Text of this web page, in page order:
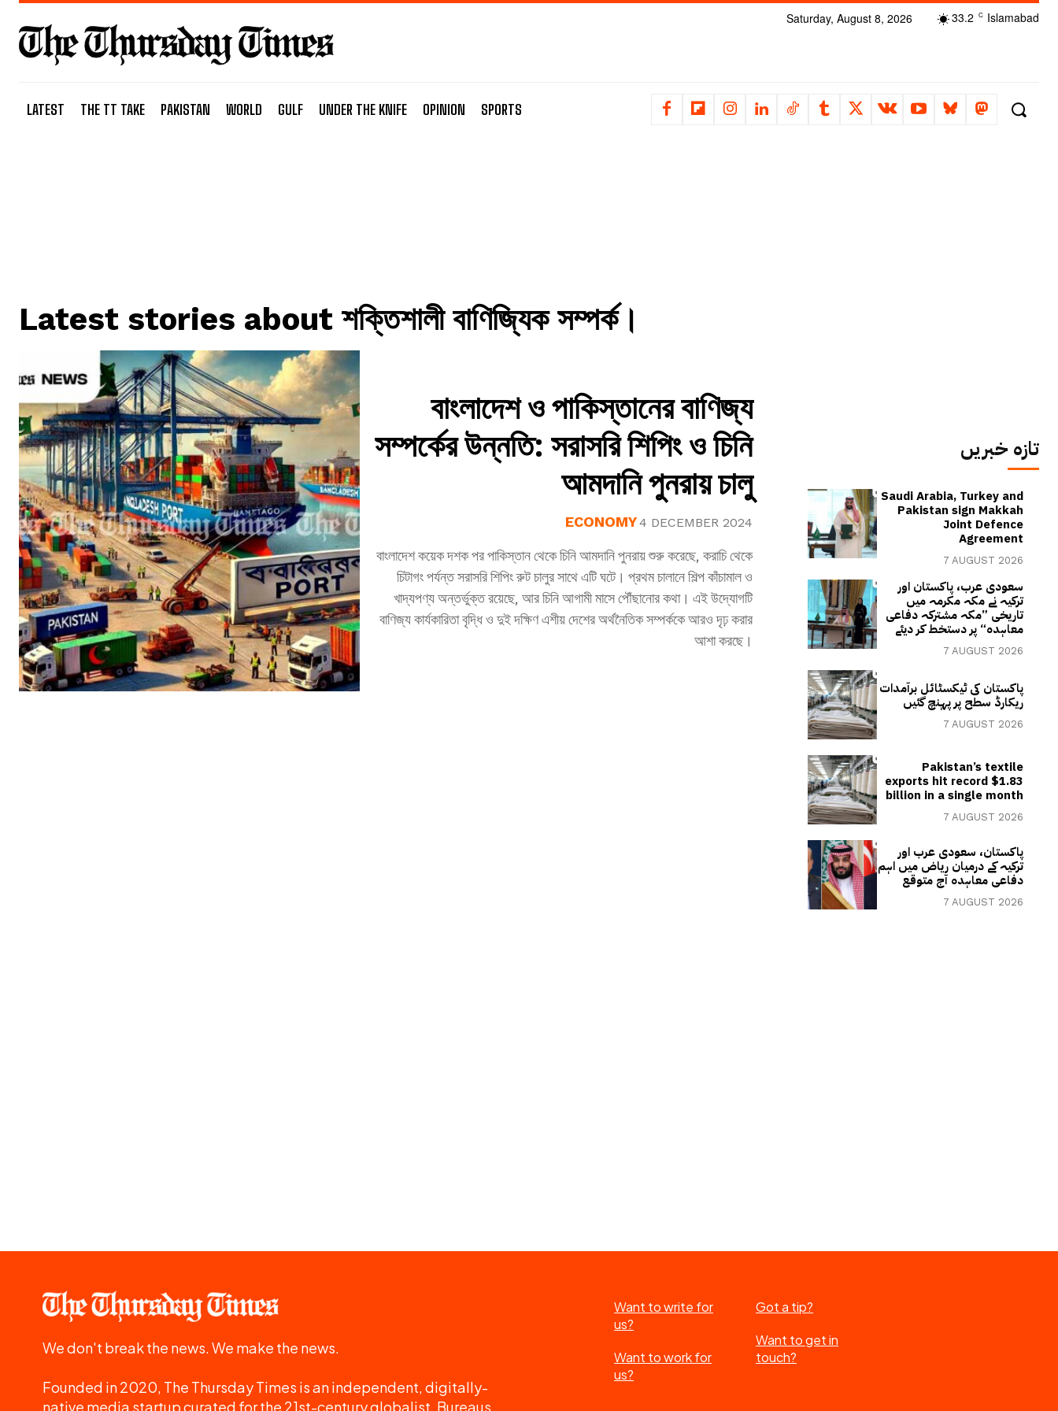
33.2 C Islamabad
Saturday, August 8, 2026
LATEST THE TT TAKE PAKISTAN WORLD GULF UNDER THE KNIFE OPINION SPORTS
Latest stories about শক্তিশালী বাণিজ্যিক সম্পর্ক।
বাংলাদেশ ও পাকিস্তানের বাণিজ্য
সম্পর্কের উন্নতি: সরাসরি শিপিং ও চিনি
আমদানি পুনরায় চালু
ECONOMY4 DECEMBER 2024
বাংলাদেশ কয়েক দশক পর পাকিস্তান থেকে চিনি আমদানি পুনরায় শুরু করেছে, করাচি থেকে
চিটাগং পর্যন্ত সরাসরি শিপিং রুট চালুর সাথে এটি ঘটে। প্রথম চালানে শিল্প কাঁচামাল ও
খাদ্যপণ্য অন্তর্ভুক্ত রয়েছে, আর চিনি আগামী মাসে পৌঁছানোর কথা। এই উদ্যোগটি
বাণিজ্য কার্যকারিতা বৃদ্ধি ও দুই দক্ষিণ এশীয় দেশের অর্থনৈতিক সম্পর্ককে আরও দৃঢ় করার
আশা করছে।
تازہ خبریں
Saudi Arabia, Turkey and
Pakistan sign Makkah
Joint Defence
Agreement
7 AUGUST 2026
سعودی عرب، پاکستان اور
ترکیہ نے مکہ مکرمہ میں
تاریخی ”مکہ مشترکہ دفاعی
معاہدہ“ پر دستخط کر دیئے
7 AUGUST 2026
پاکستان کی ٹیکسٹائل برآمدات
ریکارڈ سطح پر پہنچ گئیں
7 AUGUST 2026
Pakistan’s textile
exports hit record $1.83
billion in a single month
7 AUGUST 2026
پاکستان، سعودی عرب اور
ترکیہ کے درمیان ریاض میں اہم
دفاعی معاہدہ آج متوقع
7 AUGUST 2026
We don't break the news. We make the news.
Founded in 2020, The Thursday Times is an independent, digitally-
native media startup curated for the 21st-century globalist. Bureaus
Want to write for
us?
Want to work for
us?
Got a tip?
Want to get in
touch?